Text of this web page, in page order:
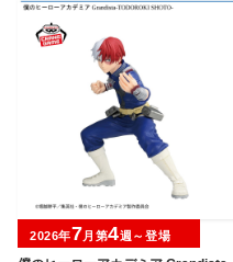
2026年7月第4週～登場